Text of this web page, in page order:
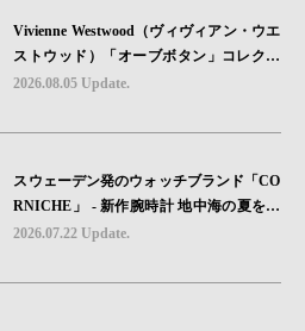
Vivienne Westwood（ヴィヴィアン・ウエ
ストウッド）「オーブボタン」コレクシ
ョンに、⽇本限定カラーのローズゴール
2026.08.05 Update.
スウェーデン発のウォッチブランド「CO
RNICHE」 - 新作腕時計 地中海の夏を映
す、爽やかなブルーダイヤル「Heritage C
2026.07.22 Update.